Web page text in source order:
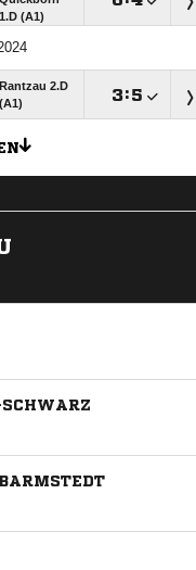
1.D (A1)
Rantzau 2.D
(A1)
: